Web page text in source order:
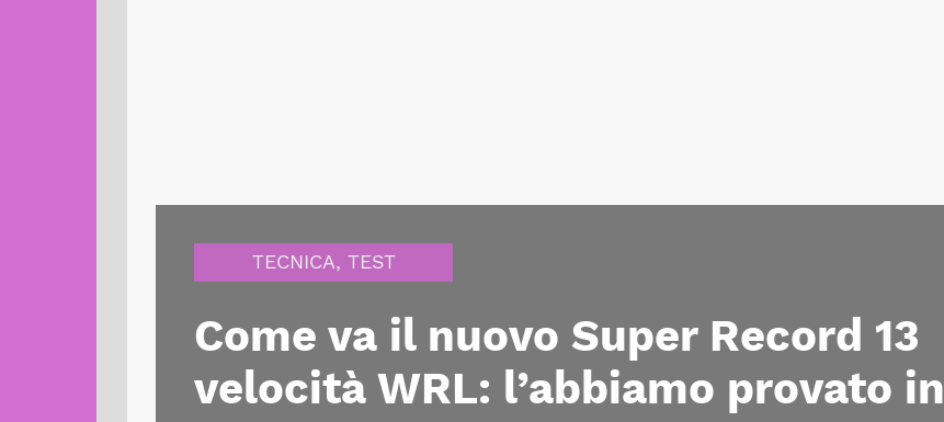
TECNICA, TEST
Come va il nuovo Super Record 13
velocità WRL: l’abbiamo provato in